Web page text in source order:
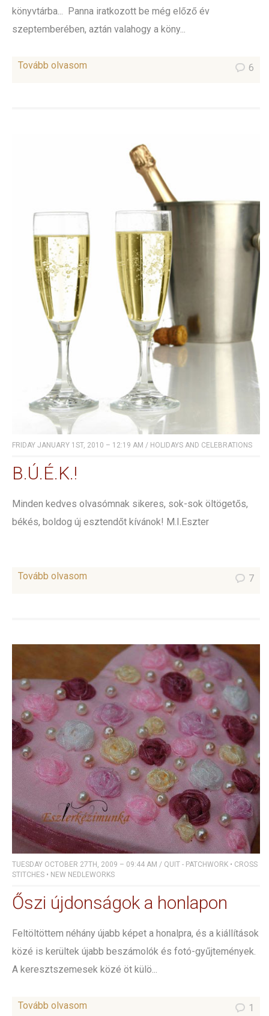
könyvtárba... Panna iratkozott be még előző év
szeptemberében, aztán valahogy a köny...
Tovább olvasom 6
FRIDAY JANUARY 1ST, 2010 – 12:19 AM / HOLIDAYS AND CELEBRATIONS
B.Ú.É.K.!
Minden kedves olvasómnak sikeres, sok-sok öltögetős,
békés, boldog új esztendőt kívánok! M.I.Eszter
Tovább olvasom 7
TUESDAY OCTOBER 27TH, 2009 – 09:44 AM / QUIT - PATCHWORK • CROSS
STITCHES • NEW NEDLEWORKS
Őszi újdonságok a honlapon
Feltöltöttem néhány újabb képet a honalpra, és a kiállítások
közé is kerültek újabb beszámolók és fotó-gyűjtemények.
A keresztszemesek közé öt külö...
Tovább olvasom 1